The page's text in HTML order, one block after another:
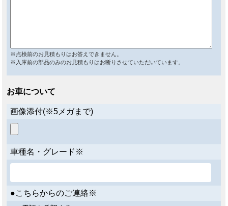
※点検前のお見積もりはお答えできません。
※入庫前の部品のみのお見積もりはお断りさせていただいています。
お車について
画像添付(※5メガまで)
車種名・グレード※
●こちらからのご連絡※